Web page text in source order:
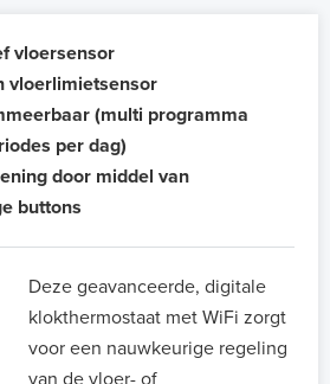
vloersensor
vloerlimietsensor
(multi programma
per dag)
door middel van
buttons
Deze geavanceerde, digitale
klokthermostaat met WiFi zorgt
voor een nauwkeurige regeling